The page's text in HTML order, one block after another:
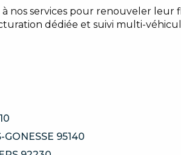
nos services pour renouveler leur
dédiée et suivi multi-
GONESSE 95140